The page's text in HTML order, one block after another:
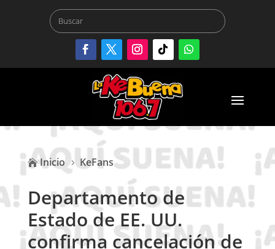
 Inicio 5 KeFans
Departamento de
Estado de EE. UU.
confirma cancelación de